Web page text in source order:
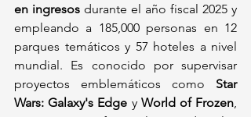
en ingresos durante el año fiscal 2025 y
empleando a 185,000 personas en 12
parques temáticos y 57 hoteles a nivel
mundial. Es conocido por supervisar
proyectos emblemáticos como Star
Wars: Galaxy's Edge y World of Frozen